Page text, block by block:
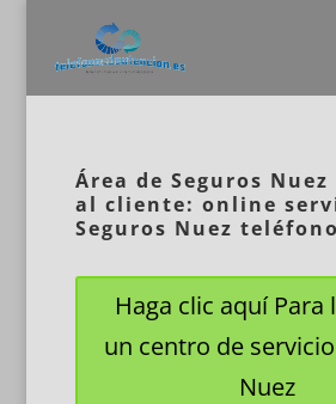
Área de Seguros
al cliente: online
Seguros Nuez teléfono
Haga clic aquí Para
un centro de
Nuez